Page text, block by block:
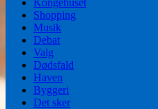
Shopping
Musik
Debat
Valg
Dødsfald
Haven
Byggeri
Det sker